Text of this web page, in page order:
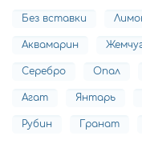
Без вставки
Аквамарин
Серебро Опал
Агат Янтарь
Рубин Гранат